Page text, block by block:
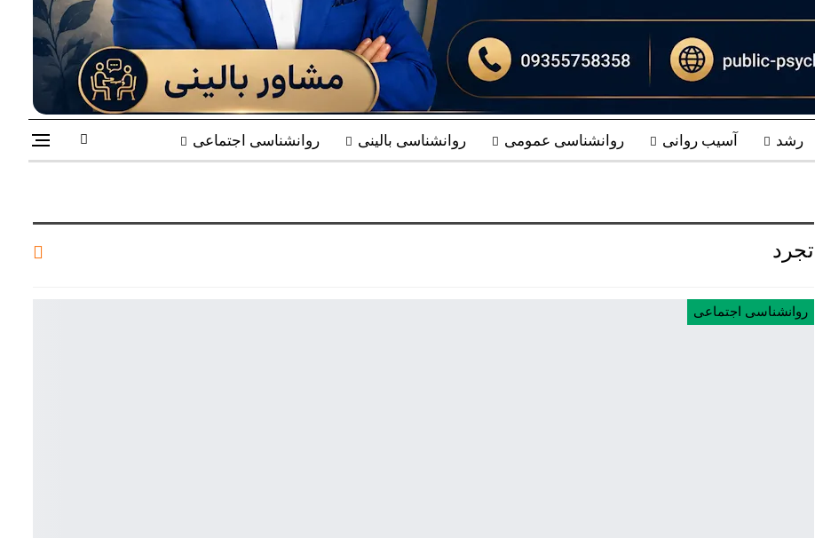
رشد آسیب روانی روانشناسی عمومی روانشناسی بالینی روانشناسی اجتماعی
تجرد
روانشناسی اجتماعی